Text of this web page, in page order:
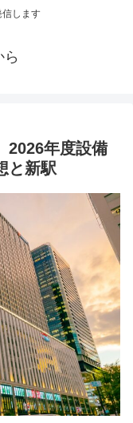
信します
2026年度設備
と新駅